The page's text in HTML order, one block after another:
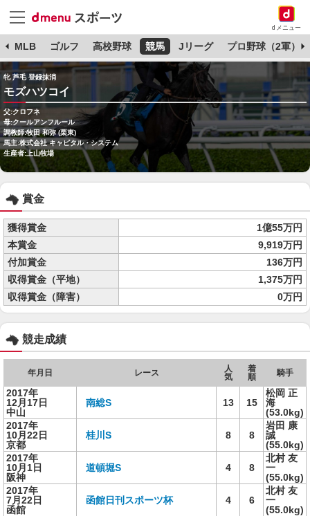
dメニュー
MLB ゴルフ 高校野球 競馬 Jリーグ プロ野球（2軍）
牝 芦毛 登録抹消
モズハツコイ
父:クロフネ
母:クールアンフルール
調教師:牧田 和弥 (栗東)
馬主:株式会社 キャピタル・システム
生産者:上山牧場
賞金
獲得賞金
1億55万円
本賞金
9,919万円
付加賞金
136万円
収得賞金（平地）
1,375万円
収得賞金（障害）
0万円
競走成績
年月日 レース
人
気
着
順
騎手
2017年
12月17日
中山
南総S 13 15
松岡 正
海
(53.0kg)
2017年
10月22日
京都
桂川S 8 8
岩田 康
誠
(55.0kg)
2017年
10月1日
阪神
道頓堀S 4 8
北村 友
一
(55.0kg)
2017年
7月22日
函館
函館日刊スポーツ杯 4 6
北村 友
一
(55.0kg)